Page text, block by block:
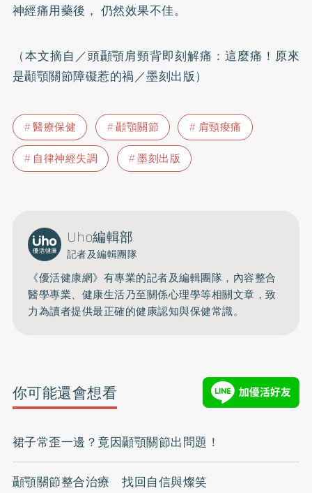
神經痛用藥後， 仍然效果不佳。
（本文摘自／頭顳顎肩頸背即刻解痛：這麼痛！原來
是顳顎關節障礙惹的禍／墨刻出版）
醫療保健 顳顎關節
肩頸痠痛
自律神經失調
墨刻出版
Uho編輯部
記者及編輯團隊
《優活健康網》有專業的記者及編輯團隊，內容整合
醫學專業、健康生活乃至關係心理學等相關文章，致
力為讀者提供最正確的健康認知與保健常識。
你可能還會想看
裙子常歪一邊？竟因顳顎關節出問題！
顳顎關節整合治療 找回自信與燦笑